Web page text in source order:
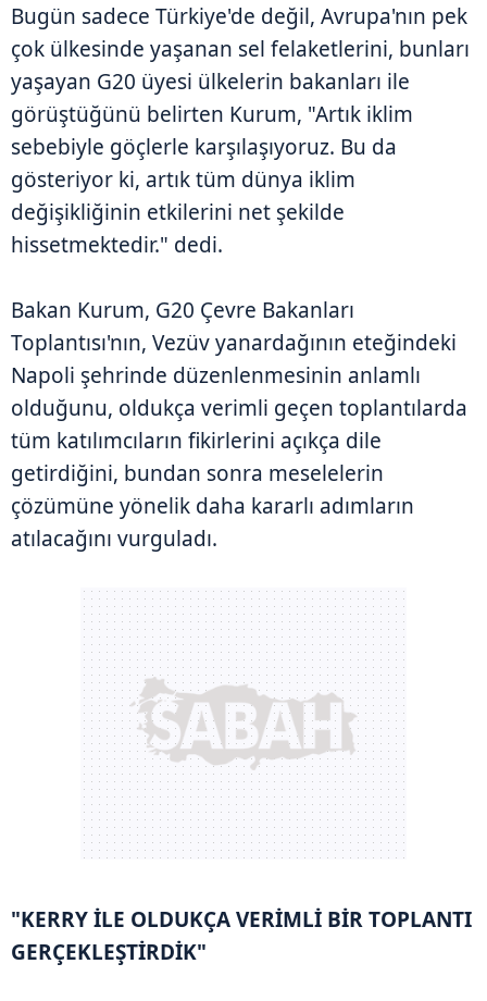
Bugün sadece Türkiye'de değil, Avrupa'nın pek
çok ülkesinde yaşanan sel felaketlerini, bunları
yaşayan G20 üyesi ülkelerin bakanları ile
görüştüğünü belirten Kurum, "Artık iklim
sebebiyle göçlerle karşılaşıyoruz. Bu da
gösteriyor ki, artık tüm dünya iklim
değişikliğinin etkilerini net şekilde
hissetmektedir." dedi.
Bakan Kurum, G20 Çevre Bakanları
Toplantısı'nın, Vezüv yanardağının eteğindeki
Napoli şehrinde düzenlenmesinin anlamlı
olduğunu, oldukça verimli geçen toplantılarda
tüm katılımcıların fikirlerini açıkça dile
getirdiğini, bundan sonra meselelerin
çözümüne yönelik daha kararlı adımların
atılacağını vurguladı.
"KERRY İLE OLDUKÇA VERİMLİ BİR TOPLANTI
GERÇEKLEŞTİRDİK"